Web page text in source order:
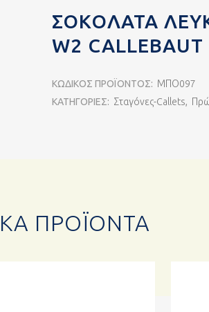
ΣΟΚΟΛΑΤΑ
W2
ΚΩΔΙΚΌΣ ΠΡΟΪΌΝΤΟΣ: ΜΠΟ097
ΚΑΤΗΓΟΡΊΕΣ: Σταγόνες-Callets,
ΠΡΟΪΌΝΤΑ